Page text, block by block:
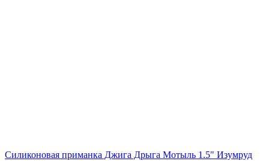
Силиконовая приманка Джига Дрыга Мотыль 1.5" Изумруд